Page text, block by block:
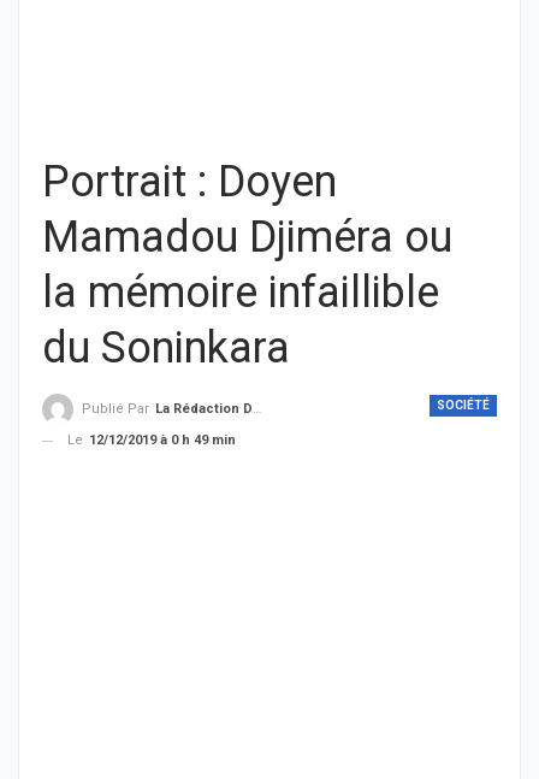
Portrait : Doyen
Mamadou Djiméra ou
la mémoire infaillible
du Soninkara
SOCIÉTÉ
Publié Par La Rédaction De THIEYSENEGAL.com
Le 12/12/2019 à 0 h 49 min